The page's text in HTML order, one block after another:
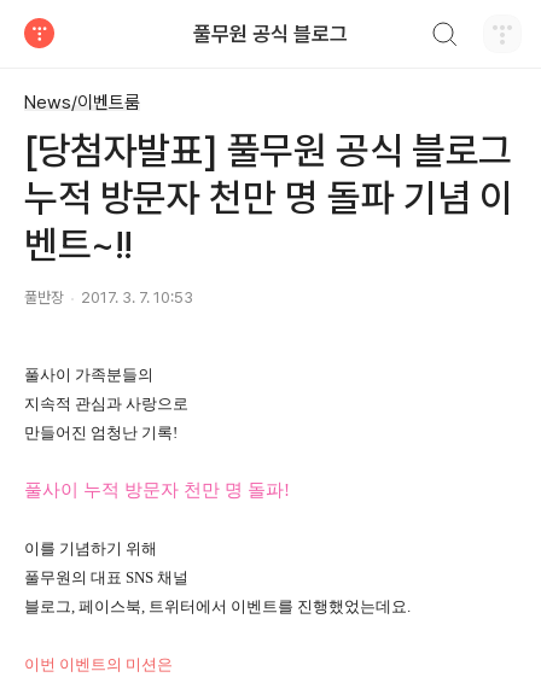
풀무원 공식 블로그
News/이벤트룸
[당첨자발표] 풀무원 공식 블로그
누적 방문자 천만 명 돌파 기념 이
벤트~!!
풀반장 2017. 3. 7. 10:53
풀사이 가족분들의
지속적 관심과 사랑으로
만들어진 엄청난 기록!
풀사이 누적 방문자 천만 명 돌파!
이를 기념하기 위해
풀무원의 대표 SNS 채널
블로그, 페이스북, 트위터에서 이벤트를 진행했었는데요.
이번 이벤트의 미션은